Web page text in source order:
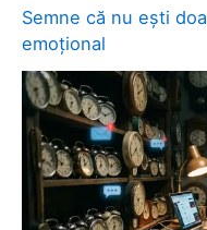
Semne că nu ești
emoțional